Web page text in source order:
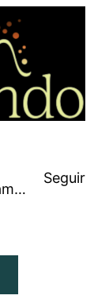
@ribadeando@blogs.amarinha.gal
Seguir